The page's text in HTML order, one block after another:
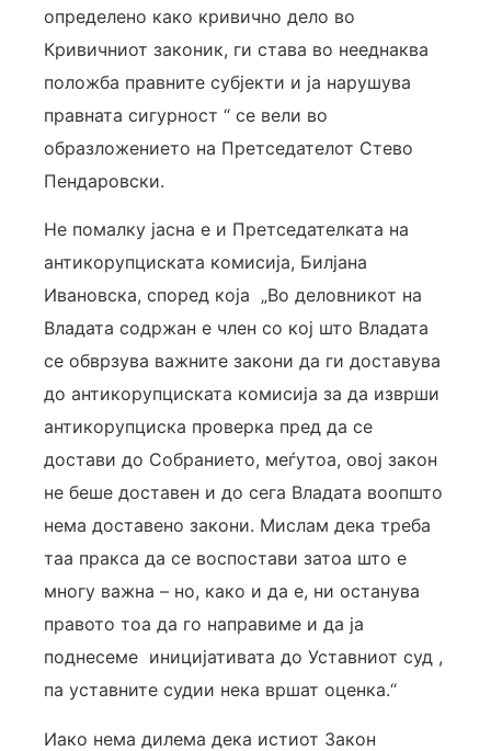
определено како кривично дело во
Кривичниот законик, ги става во нееднаква
положба правните субјекти и ја нарушува
правната сигурност “ се вели во
образложението на Претседателот Стево
Пендаровски.
Не помалку јасна е и Претседателката на
антикорупциската комисија, Билјана
Ивановска, според која „Во деловникот на
Владата содржан е член со кој што Владата
се обврзува важните закони да ги доставува
до антикорупциската комисија за да изврши
антикорупциска проверка пред да се
достави до Собранието, меѓутоа, овој закон
не беше доставен и до сега Владата воопшто
нема доставено закони. Мислам дека треба
таа пракса да се воспостави затоа што е
многу важна – но, како и да е, ни останува
правото тоа да го направиме и да ја
поднесеме иницијативата до Уставниот суд ,
па уставните судии нека вршат оценка.“
Иако нема дилема дека истиот Закон